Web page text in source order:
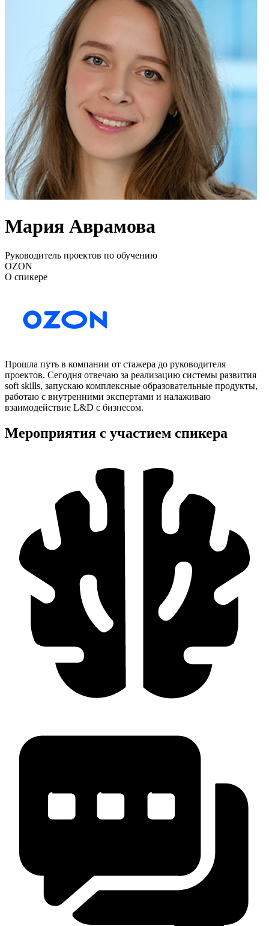
Мария Аврамова
Руководитель проектов по обучению
OZON
О спикере
Прошла путь в компании от стажера до руководителя
проектов. Сегодня отвечаю за реализацию системы развития
soft skills, запускаю комплексные образовательные продукты,
работаю с внутренними экспертами и налаживаю
взаимодействие L&D с бизнесом.
Мероприятия с участием спикера